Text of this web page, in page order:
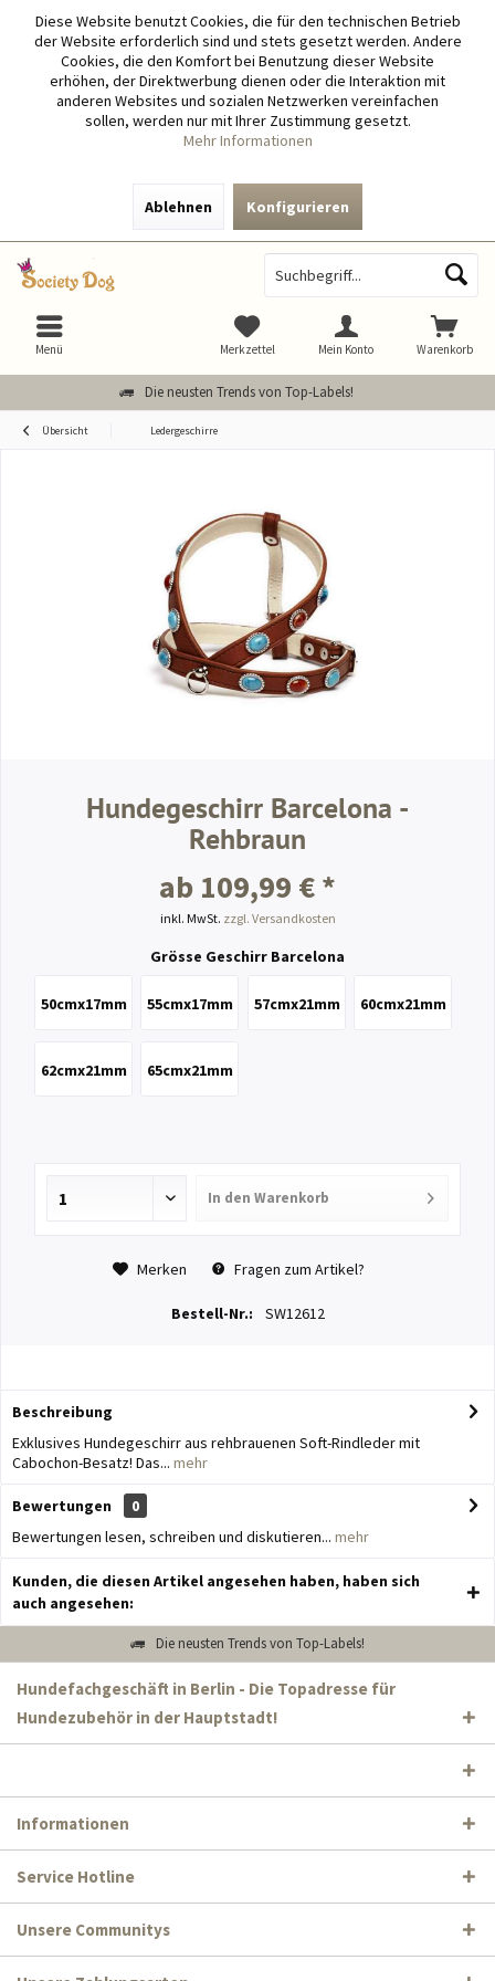
Diese Website benutzt Cookies, die für den technischen Betrieb
der Website erforderlich sind und stets gesetzt werden. Andere
Cookies, die den Komfort bei Benutzung dieser Website
erhöhen, der Direktwerbung dienen oder die Interaktion mit
anderen Websites und sozialen Netzwerken vereinfachen
sollen, werden nur mit Ihrer Zustimmung gesetzt.
Mehr Informationen
Ablehnen Konfigurieren
Die neusten Trends von Top-Labels!
Warenkorb
Merkzettel Mein Konto
Menü
Übersicht Ledergeschirre
Hundegeschirr Barcelona -
Rehbraun
ab 109,99 € *
inkl. MwSt. zzgl. Versandkosten
Grösse Geschirr Barcelona
50cmx17mm 55cmx17mm 57cmx21mm 60cmx21mm
62cmx21mm 65cmx21mm
In den Warenkorb
Merken Fragen zum Artikel?
Bestell-Nr.: SW12612
Beschreibung
Exklusives Hundegeschirr aus rehbrauenen Soft-Rindleder mit
Cabochon-Besatz! Das... mehr
Bewertungen
0
Bewertungen lesen, schreiben und diskutieren... mehr
Kunden, die diesen Artikel angesehen haben, haben sich
auch angesehen:
Die neusten Trends von Top-Labels!
Hundefachgeschäft in Berlin - Die Topadresse für
Hundezubehör in der Hauptstadt!
Informationen
Service Hotline
Unsere Communitys